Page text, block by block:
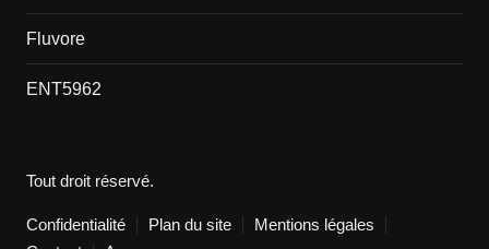
Fluvore
ENT5962
Tout droit réservé.
Confidentialité Plan du site
Mentions légales